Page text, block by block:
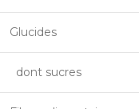
Glucides
dont sucres